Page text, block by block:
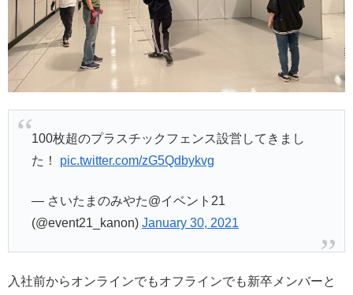
100枚超のプラスチックフェンス設営してきまし
た！ pic.twitter.com/zG5Qdbykvg
— さいたまのみやた@イベント21
(@event21_kanon) January 30, 2021
入社前からオンラインでもオフラインでも新卒メンバーと